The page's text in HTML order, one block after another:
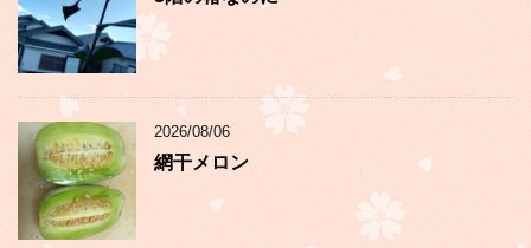
2026/08/06
網干メロン